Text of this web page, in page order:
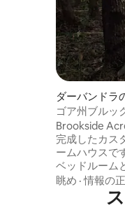
ダーバンドラ
ゴア州ブルッ
ームハウス。
Brookside
完成したカス
ームハウスで
ベッドルーム
見下ろせる、
ッキを備え
眺め ·情報の